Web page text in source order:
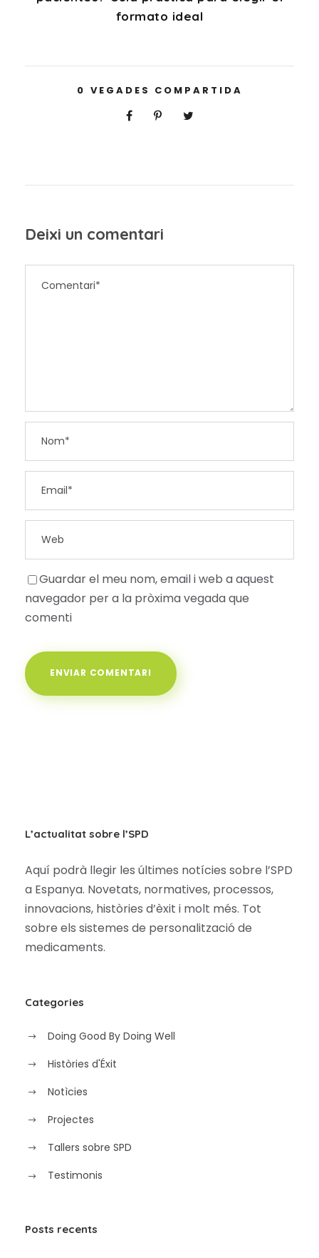
formato ideal
0 VEGADES COMPARTIDA
Deixi un comentari
Guardar el meu nom, email i web a aquest
navegador per a la pròxima vegada que
comenti
L’actualitat sobre l’SPD
Aquí podrà llegir les últimes notícies sobre l’SPD
a Espanya. Novetats, normatives, processos,
innovacions, històries d’èxit i molt més. Tot
sobre els sistemes de personalització de
medicaments.
Categories
Doing Good By Doing Well
Històries d'Éxit
Notìcies
Projectes
Tallers sobre SPD
Testimonis
Posts recents